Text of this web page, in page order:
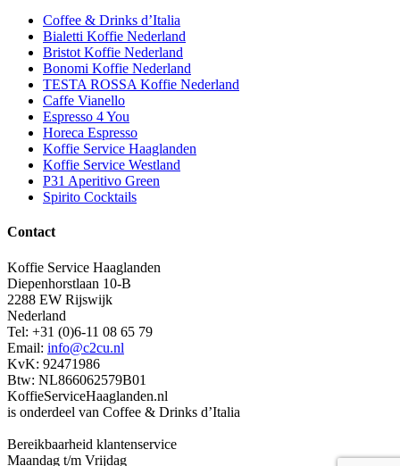
Coffee & Drinks d’Italia
Bialetti Koffie Nederland
Bristot Koffie Nederland
Bonomi Koffie Nederland
TESTA ROSSA Koffie Nederland
Caffe Vianello
Espresso 4 You
Horeca Espresso
Koffie Service Haaglanden
Koffie Service Westland
P31 Aperitivo Green
Spirito Cocktails
Contact
Koffie Service Haaglanden
Diepenhorstlaan 10-B
2288 EW Rijswijk
Nederland
Tel: +31 (0)6-11 08 65 79
Email: info@c2cu.nl
KvK: 92471986
Btw: NL866062579B01
KoffieServiceHaaglanden.nl
is onderdeel van Coffee & Drinks d’Italia
Bereikbaarheid klantenservice
Maandag t/m Vrijdag